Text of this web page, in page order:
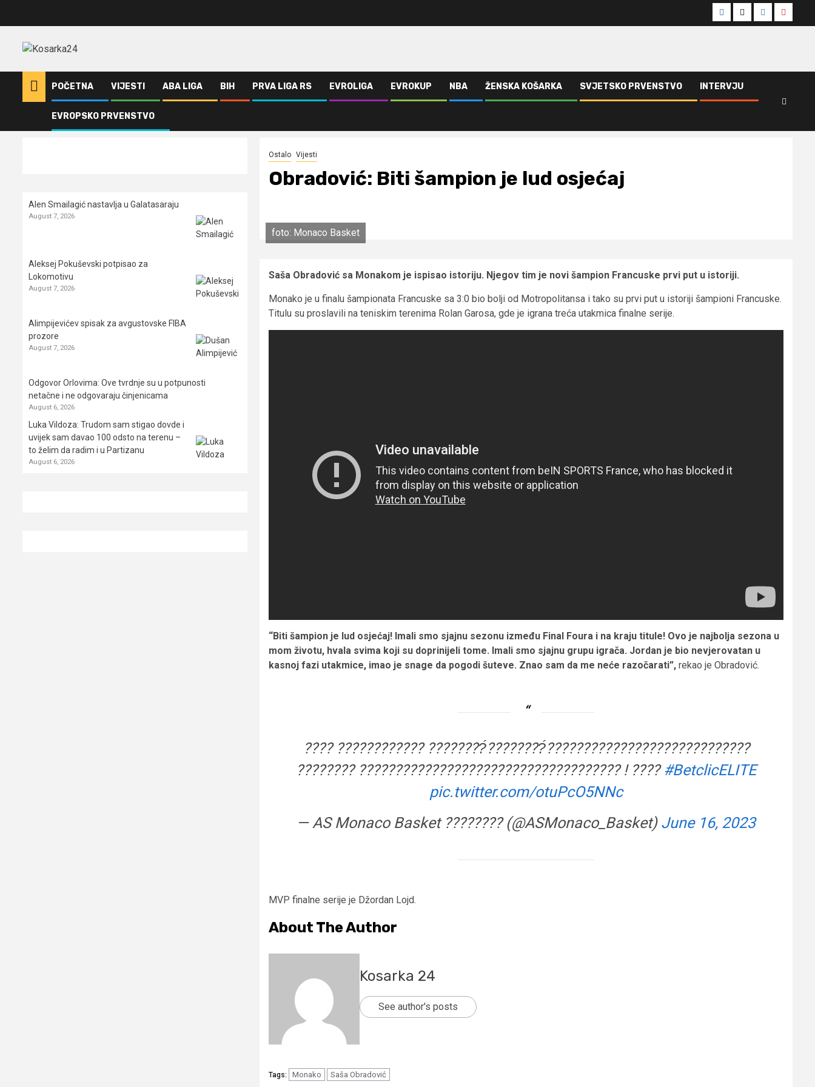
Facebook
TwitterInstagram
POČETNA VIJESTI ABA LIGA BIH PRVA LIGA RS EVROLIGA EVROKUP NBA ŽENSKA KOŠARKA SVJETSKO PRVENSTVO INTERVJU
EVROPSKO PRVENSTVO
Ostalo Obradović: Biti šampion je lud osjećaj
Ostalo Vijesti
Obradović: Biti šampion je lud osjećaj
foto: Monaco Basket
Saša Obradović sa Monakom je ispisao istoriju. Njegov tim je novi šampion Francuske prvi put u istoriji.
Monako je u finalu šampionata Francuske sa 3:0 bio bolji od Motropolitansa i tako su prvi put u istoriji šampioni Francuske.
Titulu su proslavili na teniskim terenima Rolan Garosa, gde je igrana treća utakmica finalne serije.
“Biti šampion je lud osjećaj! Imali smo sjajnu sezonu između Final Foura i na kraju titule! Ovo je najbolja sezona u
mom životu, hvala svima koji su doprinijeli tome. Imali smo sjajnu grupu igrača. Jordan je bio nevjerovatan u
kasnoj fazi utakmice, imao je snage da pogodi šuteve. Znao sam da me neće razočarati”, rekao je Obradović.
???? ???????????? ????????́????????́????????????????????????????
???????? ???????????????????????????????????? ! ????#BetclicELITE
pic.twitter.com/otuPcO5NNc
— AS Monaco Basket ???????? (@ASMonaco_Basket) June 16, 2023
MVP finalne serije je Džordan Lojd.
About The Author
Kosarka 24
See author's posts
Tags: Monako Saša Obradović
Alen Smailagić nastavlja u Galatasaraju
August 7, 2026
Aleksej Pokuševski potpisao za
Lokomotivu
August 7, 2026
Alimpijevićev spisak za avgustovske FIBA
prozore
August 7, 2026
Odgovor Orlovima: ​Ove tvrdnje su u potpunosti
netačne i ne odgovaraju činjenicama
August 6, 2026
Luka Vildoza: Trudom sam stigao dovde i
uvijek sam davao 100 odsto na terenu –
to želim da radim i u Partizanu
August 6, 2026